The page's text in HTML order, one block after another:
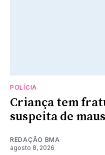
POLÍCIA
Criança tem
suspeita de
REDAÇÃO BMA
agosto 8, 2026